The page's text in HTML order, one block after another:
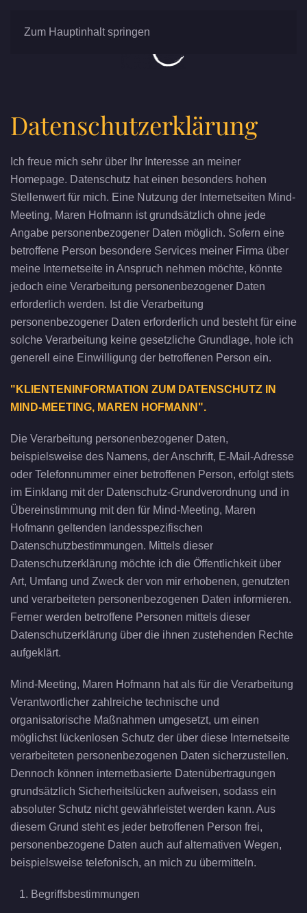
Zum Hauptinhalt springen
Datenschutzerklärung
Ich freue mich sehr über Ihr Interesse an meiner
Homepage. Datenschutz hat einen besonders hohen
Stellenwert für mich. Eine Nutzung der Internetseiten Mind-
Meeting, Maren Hofmann ist grundsätzlich ohne jede
Angabe personenbezogener Daten möglich. Sofern eine
betroffene Person besondere Services meiner Firma über
meine Internetseite in Anspruch nehmen möchte, könnte
jedoch eine Verarbeitung personenbezogener Daten
erforderlich werden. Ist die Verarbeitung
personenbezogener Daten erforderlich und besteht für eine
solche Verarbeitung keine gesetzliche Grundlage, hole ich
generell eine Einwilligung der betroffenen Person ein.
"KLIENTENINFORMATION ZUM DATENSCHUTZ IN
MIND-MEETING, MAREN HOFMANN".
Die Verarbeitung personenbezogener Daten,
beispielsweise des Namens, der Anschrift, E-Mail-Adresse
oder Telefonnummer einer betroffenen Person, erfolgt stets
im Einklang mit der Datenschutz-Grundverordnung und in
Übereinstimmung mit den für Mind-Meeting, Maren
Hofmann geltenden landesspezifischen
Datenschutzbestimmungen. Mittels dieser
Datenschutzerklärung möchte ich die Öffentlichkeit über
Art, Umfang und Zweck der von mir erhobenen, genutzten
und verarbeiteten personenbezogenen Daten informieren.
Ferner werden betroffene Personen mittels dieser
Datenschutzerklärung über die ihnen zustehenden Rechte
aufgeklärt.
Mind-Meeting, Maren Hofmann hat als für die Verarbeitung
Verantwortlicher zahlreiche technische und
organisatorische Maßnahmen umgesetzt, um einen
möglichst lückenlosen Schutz der über diese Internetseite
verarbeiteten personenbezogenen Daten sicherzustellen.
Dennoch können internetbasierte Datenübertragungen
grundsätzlich Sicherheitslücken aufweisen, sodass ein
absoluter Schutz nicht gewährleistet werden kann. Aus
diesem Grund steht es jeder betroffenen Person frei,
personenbezogene Daten auch auf alternativen Wegen,
beispielsweise telefonisch, an mich zu übermitteln.
Begriffsbestimmungen